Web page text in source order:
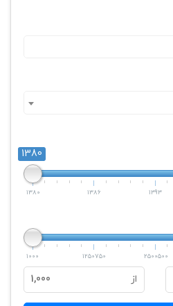
1380
1380 1386 1393
1000 1250750 2500500
از 1,000